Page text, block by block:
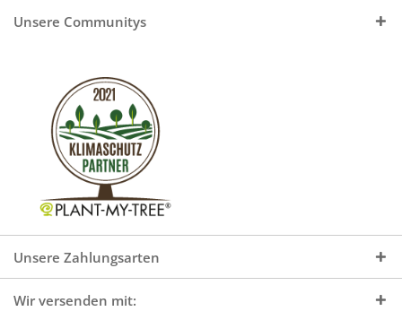
Unsere Communitys
Unsere Zahlungsarten
Wir versenden mit: